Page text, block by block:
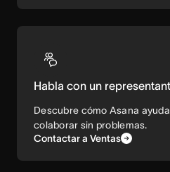
Habla con un
Descubre cómo Asana
colaborar sin problemas.
Contactar a Ventas